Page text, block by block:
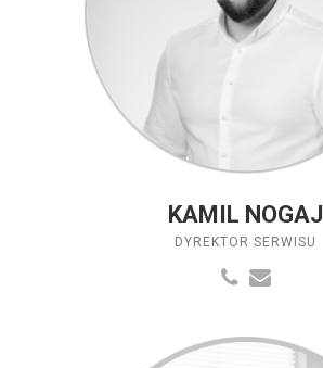
KAMIL NOGAJ
DYREKTOR SERWISU